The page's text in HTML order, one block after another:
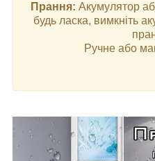
Прання: Акумулятор
будь ласка, вимкніть
Ручне або